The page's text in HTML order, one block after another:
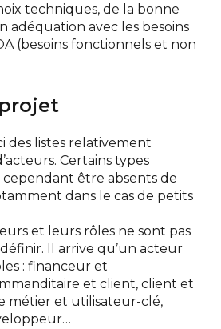
techniques, de la bonne
adéquation avec les besoins
(besoins fonctionnels et non
des listes relativement
Certains types
être absents de
dans le cas de petits
et leurs rôles ne sont pas
Il arrive qu’un acteur
: financeur et
et client, client et
métier et utilisateur-clé,